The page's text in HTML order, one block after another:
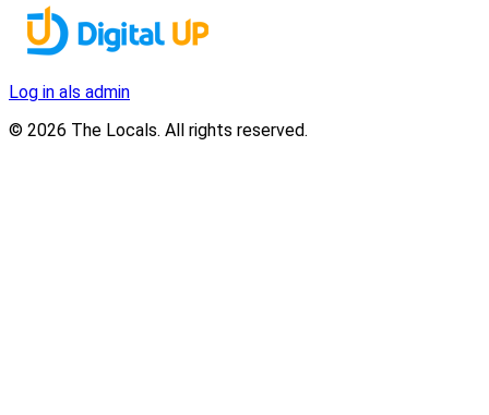
Log in als admin
© 2026 The Locals. All rights reserved.